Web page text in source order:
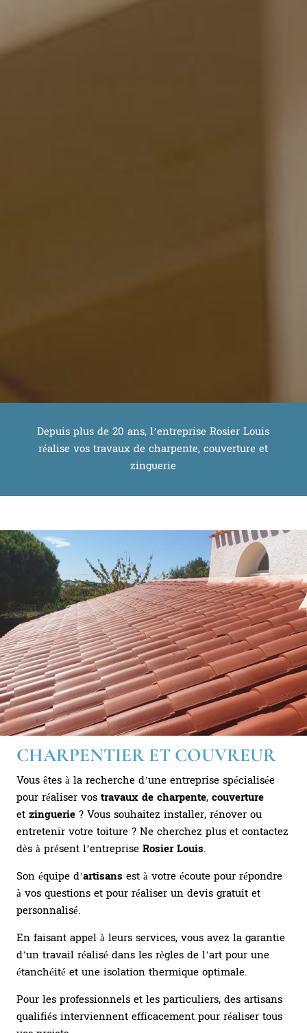
Depuis plus de 20 ans, l’entreprise Rosier Louis
réalise vos travaux de charpente, couverture et
zinguerie
CHARPENTIER ET COUVREUR
Vous êtes à la recherche d’une entreprise spécialisée
pour réaliser vostravaux de charpente,couverture
etzinguerie? Vous souhaitez installer, rénover ou
entretenir votre toiture ? Ne cherchez plus et contactez
dès à présent l’entrepriseRosier Louis.
Son équipe d’artisansest à votre écoute pour répondre
à vos questions et pour réaliser un devis gratuit et
personnalisé.
En faisant appel à leurs services, vous avez la garantie
d’un travail réalisé dans les règles de l’art pour une
étanchéité et une isolation thermique optimale.
Pour les professionnels et les particuliers, des artisans
qualifiés interviennent efficacement pour réaliser tous